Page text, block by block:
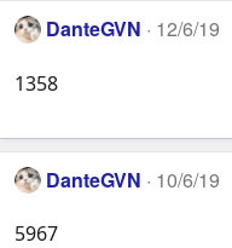
DanteGVN 12/6/19
1358
DanteGVN 10/6/19
5967